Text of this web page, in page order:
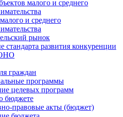
малого и среднего
и среднего
рынок
стандарта развития конкуренции
граждан
программы
целевых программ
бюджете
правовые акты (бюджет)